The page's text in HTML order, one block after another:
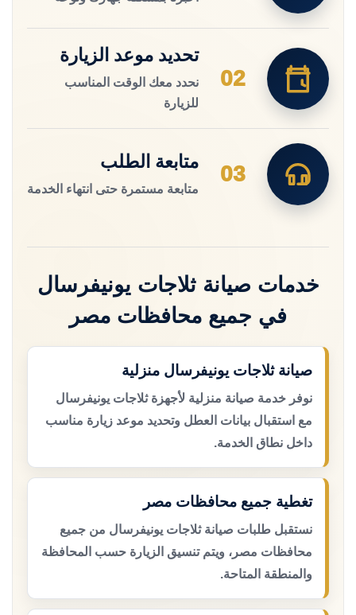
02
تحديد موعد الزيارة
نحدد معك الوقت المناسب
للزيارة
03
متابعة الطلب
متابعة مستمرة حتى انتهاء الخدمة
خدمات صيانة ثلاجات يونيفرسال
في جميع محافظات مصر
صيانة ثلاجات يونيفرسال منزلية
نوفر خدمة صيانة منزلية لأجهزة ثلاجات يونيفرسال
مع استقبال بيانات العطل وتحديد موعد زيارة مناسب
داخل نطاق الخدمة.
تغطية جميع محافظات مصر
نستقبل طلبات صيانة ثلاجات يونيفرسال من جميع
محافظات مصر، ويتم تنسيق الزيارة حسب المحافظة
والمنطقة المتاحة.